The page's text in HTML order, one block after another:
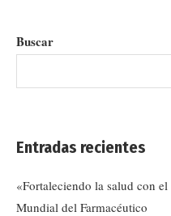
Buscar
Entradas recientes
«Fortaleciendo la salud con
Mundial del Farmacéutico